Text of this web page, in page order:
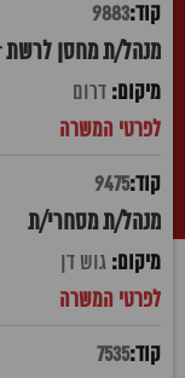
9883
מנהל/ת מחסן לרשת Foot Locker סניף טיילת נפטון אילת
דרום
9475
מנהל/ת מסחרי/ת
גוש דן
7535